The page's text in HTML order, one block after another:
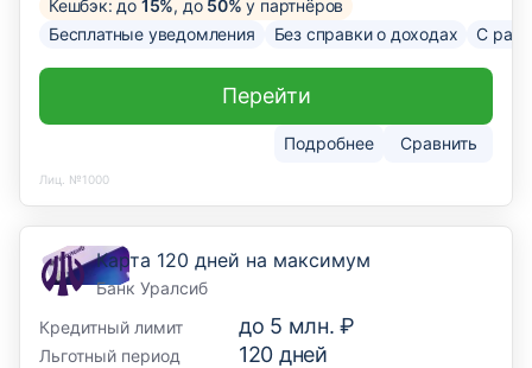
Кешбэк: до 15%, до 50% у партнёров
Бесплатные уведомления
Без справки о доходах С
Подробнее Сравнить
Перейти
Лиц. №1000
Карта 120 дней на максимум
Банк Уралсиб
Кредитный лимит
до 5 млн. ₽
Льготный период 120 дней